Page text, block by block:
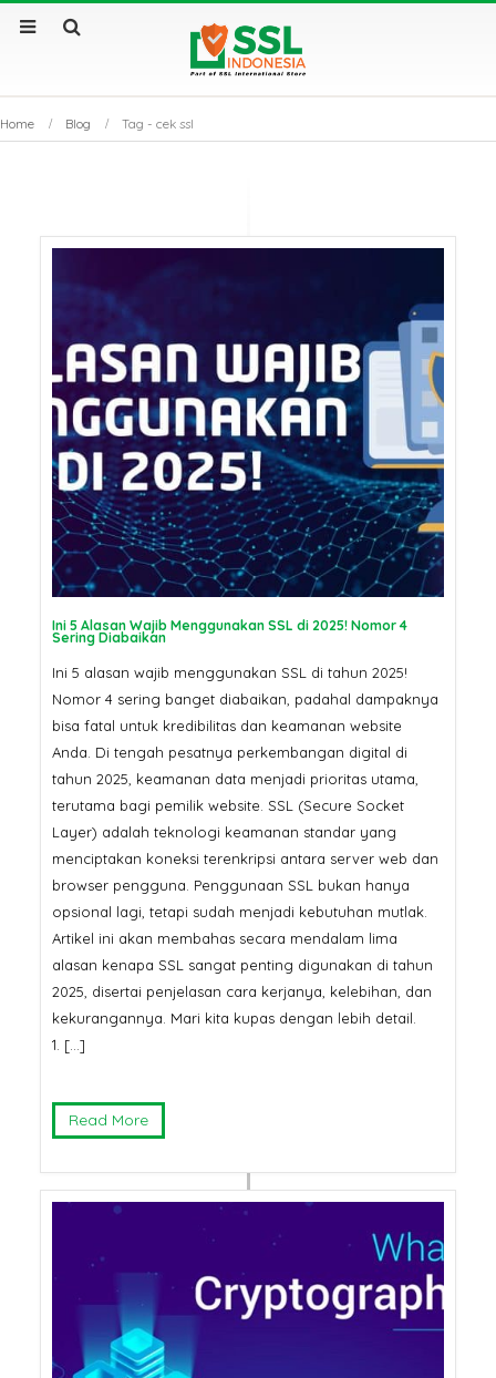
Home Blog Tag - cek ssl
Ini 5 Alasan Wajib Menggunakan SSL di 2025! Nomor 4
Sering Diabaikan
Ini 5 alasan wajib menggunakan SSL di tahun 2025!
Nomor 4 sering banget diabaikan, padahal dampaknya
bisa fatal untuk kredibilitas dan keamanan website
Anda. Di tengah pesatnya perkembangan digital di
tahun 2025, keamanan data menjadi prioritas utama,
terutama bagi pemilik website. SSL (Secure Socket
Layer) adalah teknologi keamanan standar yang
menciptakan koneksi terenkripsi antara server web dan
browser pengguna. Penggunaan SSL bukan hanya
opsional lagi, tetapi sudah menjadi kebutuhan mutlak.
Artikel ini akan membahas secara mendalam lima
alasan kenapa SSL sangat penting digunakan di tahun
2025, disertai penjelasan cara kerjanya, kelebihan, dan
kekurangannya. Mari kita kupas dengan lebih detail.
1. […]
Read More
Sertifikat SSL Masa
Berlaku Singkat: Dampak
dan Solusinya
Sertifikat SSL: Mengapa
Bisnis Anda Bisa Lumpuh
Tanpanya?
SSL Certificate: Mengapa
Harganya Berbeda? Ini
Penjelasannya
SSL Certificate
Apa Saja
Utamanya?
Kenapa
Sertifikat SSL
Tembus
Pertama Google di 2026?
SSL
Jangan
Ini Bahaya Beli